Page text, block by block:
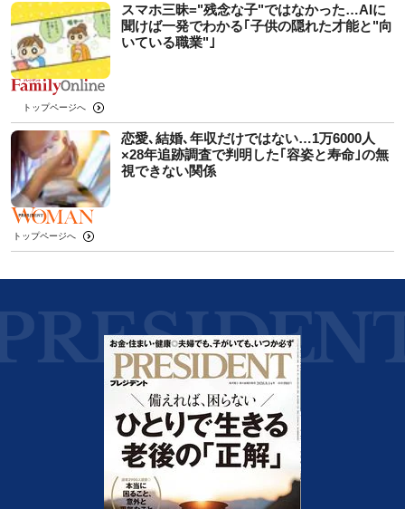
スマホ三昧="残念な子"ではなかった…AIに
聞けば一発でわかる｢子供の隠れた才能と"向
いている職業"｣
トップページへ
恋愛､結婚､年収だけではない…1万6000人
×28年追跡調査で判明した｢容姿と寿命｣の無
視できない関係
トップページへ